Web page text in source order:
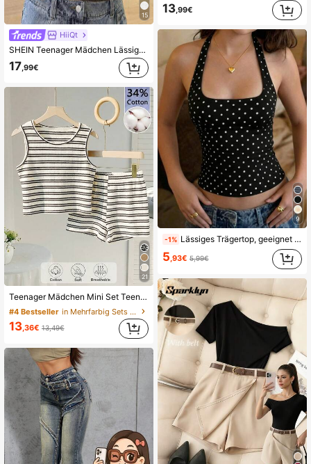
15
HiiQt
SHEIN Teenager Mädchen Lässiger Laternenärmel Kurz geschnittener einfarbiger Langarm Pullover, brauner Pullover, Herbst Pullover, Herbst Mädchen Pullover, Mädchen Pullover, Herbst Pullover, Herbst Kleidung, Ausflug
17,99€
21
Teenager Mädchen Mini Set Teenager Mädchen Grün und Weiß Crop Top ärmellos + Shorts Set, süß-frech Outfit, gestreifter Strick, Schulanfang, Herbst, 34% Baumwolle
#4 Bestseller in Mehrfarbig Sets für Teenager-Mädchen
13,36€ 13,49€
13 ,99€
9
-1% Lässiges Trägertop, geeignet für Sommer-Outfit an Muttertag, Abschluss, Sommer-Oberteile
5,93€ 5,99€